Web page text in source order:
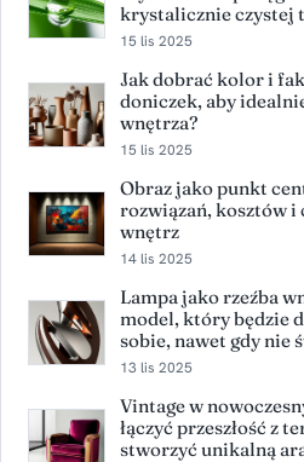
krystalicznie czystej
15 lis 2025
Jak dobrać kolor i
doniczek, aby
wnętrza?
15 lis 2025
Obraz jako punkt
rozwiązań, kosztów i
wnętrz
14 lis 2025
Lampa jako rzeźba
model, który będzie
sobie, nawet gdy nie
13 lis 2025
Vintage w
łączyć przeszłość z
stworzyć unikalną